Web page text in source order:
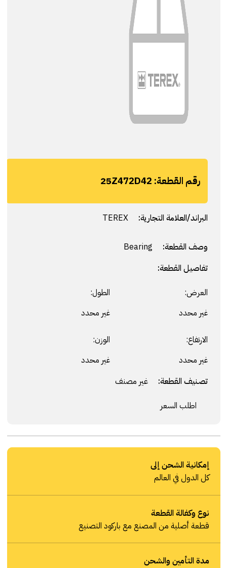
رقم القطعة: 25Z472D42
البراند/العلامة التجارية: TEREX
وصف القطعة:
تفاصيل القطعة:
العرض:
غير محدد
الطول:
غير محدد
الارتفاع:
غير محدد
الوزن:
غير محدد
تصنيف القطعة: غير مصنف
اطلب السعر
إمكانية الشحن إلى
كل الدول في العالم
نوع وكفالة القطعة
قطعة أصلية من المصنع مع باركود التصنيع
مدة التأمين والشحن